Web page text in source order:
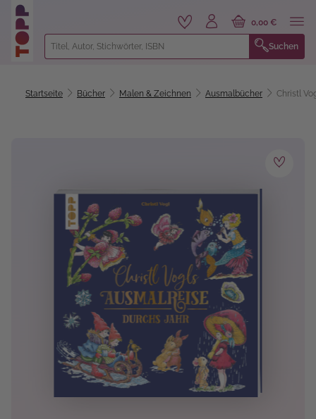
springen
Suchen
0,00 €
Startseite Bücher Malen & Zeichnen Ausmalbücher Christl